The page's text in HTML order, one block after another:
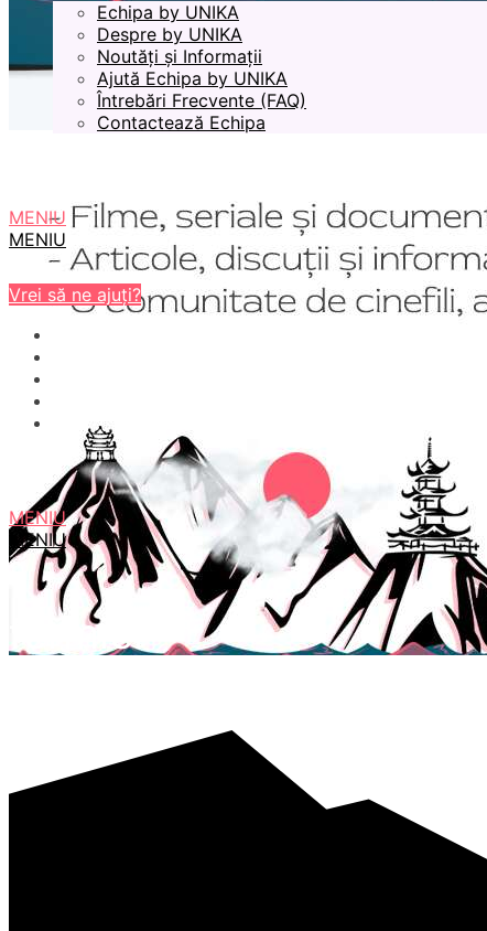
Echipa by UNIKA
Despre by UNIKA
Noutăți și Informații
Ajută Echipa by UNIKA
Întrebări Frecvente (FAQ)
Contactează Echipa
MENIU
MENIU
Vrei să ne ajuți?
MENIU
MENIU
fermier